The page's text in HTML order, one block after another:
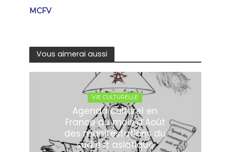
MCFV
Vous aimerai aussi
VIE CULTURELLE
Agenda culturel en
France du mois d’Août
des manifestations du
sud est asiatique